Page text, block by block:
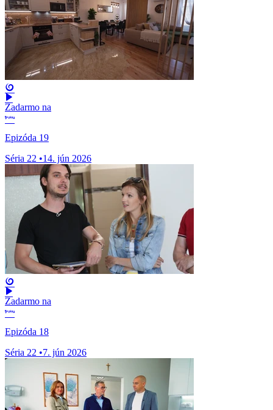
Zadarmo na
Epizóda 19
Séria 22 •14. jún 2026
Zadarmo na
Epizóda 18
Séria 22 •7. jún 2026